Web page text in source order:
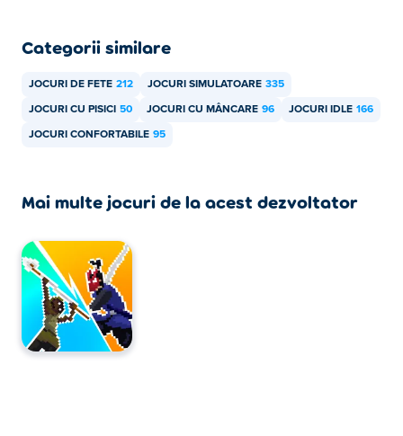
Categorii similare
JOCURI DE FETE 212 JOCURI SIMULATOARE 335
JOCURI CU PISICI 50 JOCURI CU MÂNCARE 96 JOCURI IDLE 166
JOCURI CONFORTABILE 95
Mai multe jocuri de la acest dezvoltator